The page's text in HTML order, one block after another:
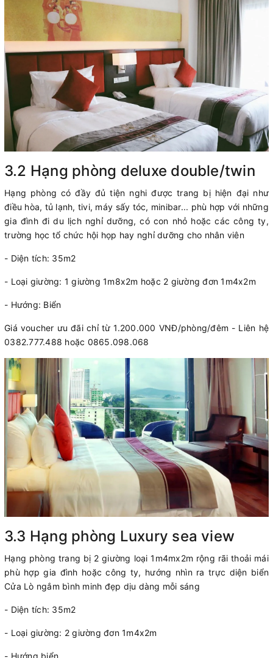
3.2 Hạng phòng deluxe double/twin
Hạng phòng có đầy đủ tiện nghi được trang bị hiện đại như
điều hòa, tủ lạnh, tivi, máy sấy tóc, minibar... phù hợp với những
gia đình đi du lịch nghỉ dưỡng, có con nhỏ hoặc các công ty,
trường học tổ chức hội họp hay nghỉ dưỡng cho nhân viên
- Diện tích: 35m2
- Loại giường: 1 giường 1m8x2m hoặc 2 giường đơn 1m4x2m
- Hướng: Biển
Giá voucher ưu đãi chỉ từ 1.200.000 VNĐ/phòng/đêm - Liên hệ
0382.777.488 hoặc 0865.098.068
3.3 Hạng phòng Luxury sea view
Hạng phòng trang bị 2 giường loại 1m4mx2m rộng rãi thoải mái
phù hợp gia đình hoặc công ty, hướng nhìn ra trực diện biển
Cửa Lò ngắm bình minh đẹp dịu dàng mỗi sáng
- Diện tích: 35m2
- Loại giường: 2 giường đơn 1m4x2m